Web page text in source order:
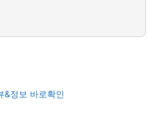
&정보 바로확인